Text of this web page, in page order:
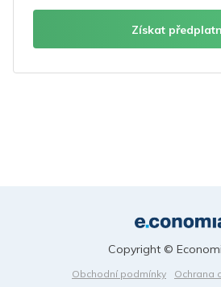
Získat
Obchodní podmínky
Ochrana
Copyright ©